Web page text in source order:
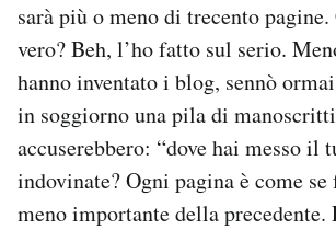
sarà più o meno di trecento pagine.
vero? Beh, l’ho fatto sul serio.
hanno inventato i blog, sennò
in soggiorno una pila di
accuserebbero: “dove hai messo il
indovinate? Ogni pagina è come se
meno importante della precedente.